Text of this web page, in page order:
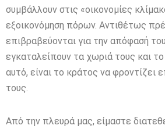
συμβάλλουν στις «οικονομίες
εξοικονόμηση πόρων. Αντιθέτως
επιβραβεύονται για την απόφασή
εγκαταλείπουν τα χωριά τους και
αυτό, είναι το κράτος να φροντίζει
τους.
Από την πλευρά μας, είμαστε